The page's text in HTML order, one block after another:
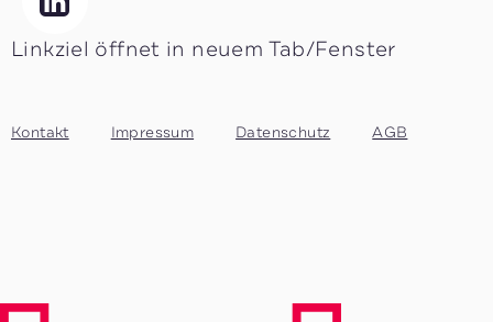
Linkziel öffnet in neuem Tab/Fenster
Kontakt Impressum Datenschutz AGB